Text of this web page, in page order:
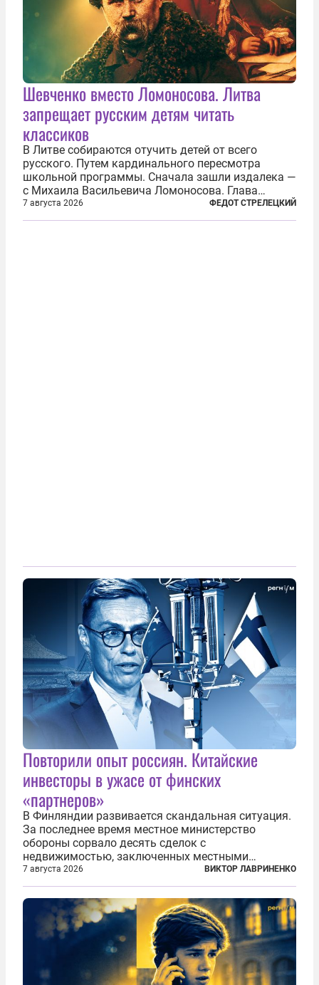
Шевченко вместо Ломоносова. Литва
запрещает русским детям читать
классиков
В Литве собираются отучить детей от всего
русского. Путем кардинального пересмотра
школьной программы. Сначала зашли издалека —
с Михаила Васильевича Ломоносова. Глава
правительства Литвы Миндаугас Синкявичюс
предложил исключить его тексты из программ
7 августа 2026 ФЕДОТ СТРЕЛЕЦКИЙ
Повторили опыт россиян. Китайские
инвесторы в ужасе от финских
«партнеров»
В Финляндии развивается скандальная ситуация.
За последнее время местное министерство
обороны сорвало десять сделок с
недвижимостью, заключенных местными
фирмами с китайским капиталом. Чиновники
заявили, что они могли заключаться с целью
создания в Финляндии шпионской сети, чтобы
следить за...
7 августа 2026 ВИКТОР ЛАВРИНЕНКО